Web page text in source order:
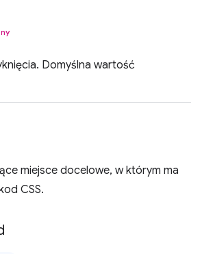
Domyślna wartość
miejsce docelowe, w którym ma
CSS.